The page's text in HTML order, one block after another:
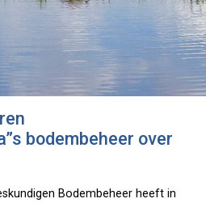
bodembeheer over
Bodembeheer heeft in